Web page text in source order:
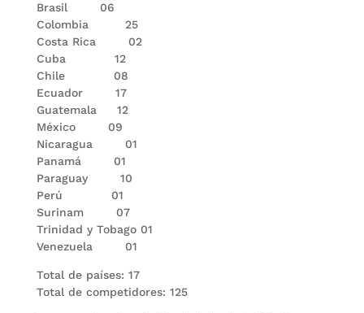
Brasil 06
Colombia 25
Costa Rica 02
Cuba 12
Chile 08
Ecuador 17
Guatemala 12
México 09
Nicaragua 01
Panamá 01
Paraguay 10
Perú 01
Surinam 07
Trinidad y Tobago 01
Venezuela 01
Total de países: 17
Total de competidores: 125